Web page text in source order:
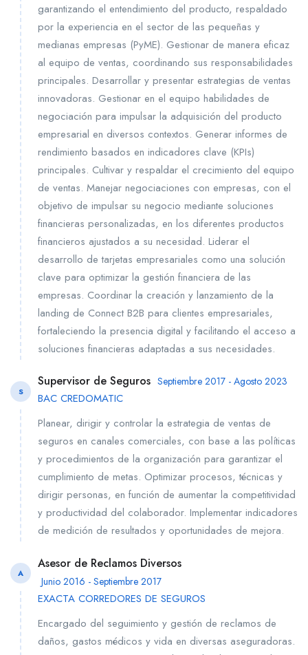
garantizando el entendimiento del producto, respaldado
por la experiencia en el sector de las pequeñas y
medianas empresas (PyME). Gestionar de manera eficaz
al equipo de ventas, coordinando sus responsabilidades
principales. Desarrollar y presentar estrategias de ventas
innovadoras. Gestionar en el equipo habilidades de
negociación para impulsar la adquisición del producto
empresarial en diversos contextos. Generar informes de
rendimiento basados en indicadores clave (KPIs)
principales. Cultivar y respaldar el crecimiento del equipo
de ventas. Manejar negociaciones con empresas, con el
objetivo de impulsar su negocio mediante soluciones
financieras personalizadas, en los diferentes productos
financieros ajustados a su necesidad. Liderar el
desarrollo de tarjetas empresariales como una solución
clave para optimizar la gestión financiera de las
empresas. Coordinar la creación y lanzamiento de la
landing de Connect B2B para clientes empresariales,
fortaleciendo la presencia digital y facilitando el acceso a
soluciones financieras adaptadas a sus necesidades.
S
Supervisor de Seguros Septiembre 2017 - Agosto 2023
BAC CREDOMATIC
Planear, dirigir y controlar la estrategia de ventas de
seguros en canales comerciales, con base a las políticas
y procedimientos de la organización para garantizar el
cumplimiento de metas. Optimizar procesos, técnicas y
dirigir personas, en función de aumentar la competitividad
y productividad del colaborador. Implementar indicadores
de medición de resultados y oportunidades de mejora.
A
Asesor de Reclamos Diversos
Junio 2016 - Septiembre 2017
EXACTA CORREDORES DE SEGUROS
Encargado del seguimiento y gestión de reclamos de
daños, gastos médicos y vida en diversas aseguradoras.